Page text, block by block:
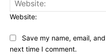
Website:
Save my name, email,
next time I comment.